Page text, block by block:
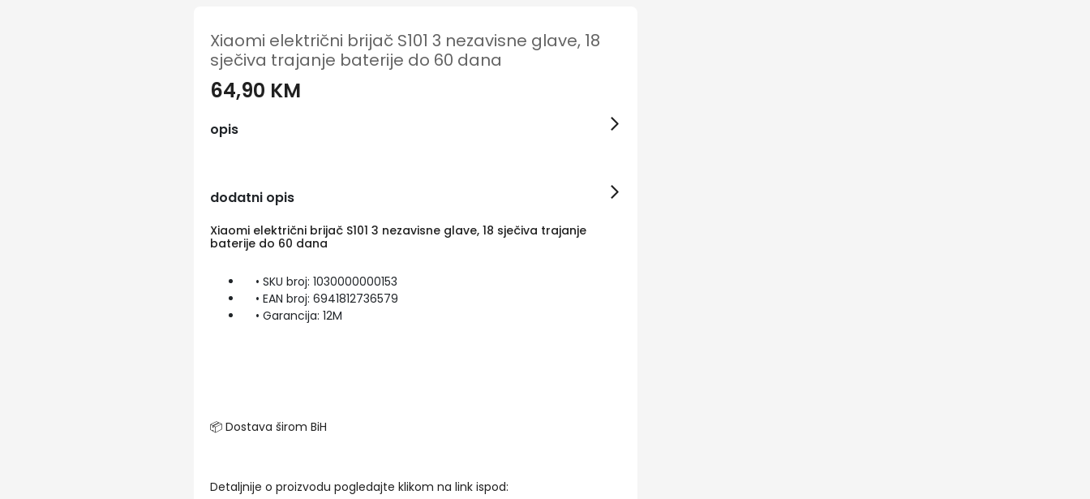
Xiaomi električni brijač S101 3 nezavisne glave, 18
sječiva trajanje baterije do 60 dana
64,90 KM
opis
dodatni opis
Xiaomi električni brijač S101 3 nezavisne glave, 18 sječiva trajanje
baterije do 60 dana
• SKU broj: 1030000000153
• EAN broj: 6941812736579
• Garancija: 12M
📦 Dostava širom BiH
Detaljnije o proizvodu pogledajte klikom na link ispod: